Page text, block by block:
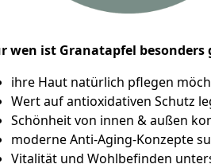
wen ist Granatapfel besonders
ihre Haut natürlich pflegen
Wert auf antioxidativen Schutz
Schönheit von innen & außen
moderne Anti-Aging-Konzepte
Vitalität und Wohlbefinden